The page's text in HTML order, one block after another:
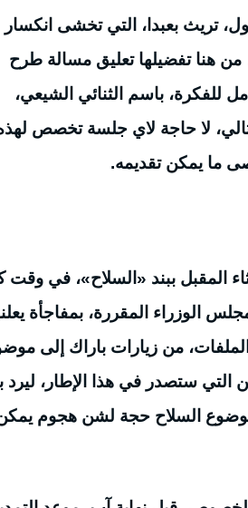
تريث بعبدا، التي تخشى انكسار
من هنا تفضيلها تعليق مسالة طرح
للفكرة، باسم الثنائي الشيعي،
لا حاجة لاي جلسة تخصص
ما يمكن تقديمه.
المقبل ببند «السلاح»، في وقت
المقررة، بمفاجأة
الملفات، من زيارات باراك إلى
التي ستصدر في هذا الإطار، ليرد
السلاح حجة لشن هجوم